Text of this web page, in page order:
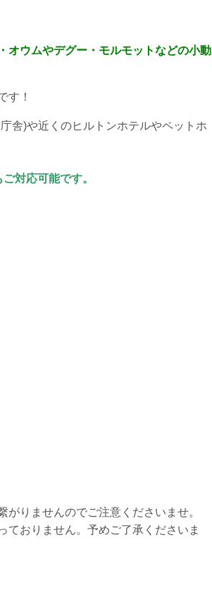
オウムやデグー・モルモットなどの小動
す！
舎)や近くのヒルトンホテルやペットホ
対応可能です。
りませんのでご注意くださいませ。
ておりません。予めご了承くださいま